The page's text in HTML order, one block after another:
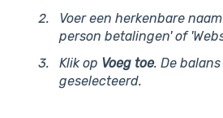
Voer een herkenbare
person betalingen'of
Klik op Voeg toe. De
geselecteerd.